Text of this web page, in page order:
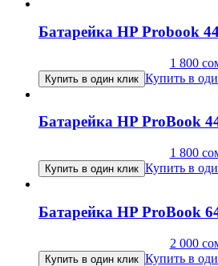
Батарейка HP Probook
1 800
Купить в один клик Купить в
Батарейка HP ProBook
1 800
Купить в один клик Купить в
Батарейка HP ProBook
2 000
Купить в один клик Купить в